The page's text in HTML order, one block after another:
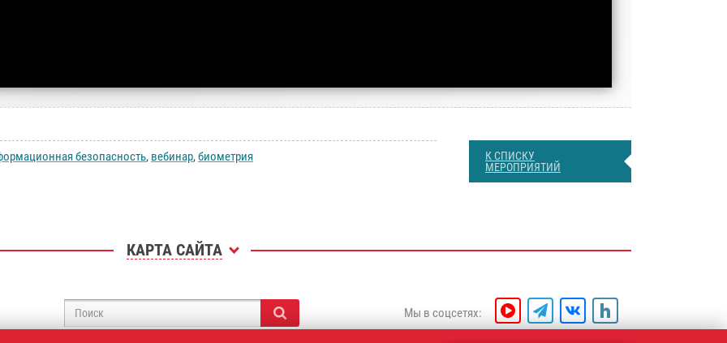
безопасность, вебинар,биометрия
К СПИСКУ
МЕРОПРИЯТИЙ
КАРТА САЙТА
Мы в соцсетях: